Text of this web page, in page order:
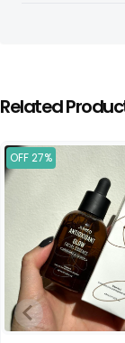
Related
OFF 27%